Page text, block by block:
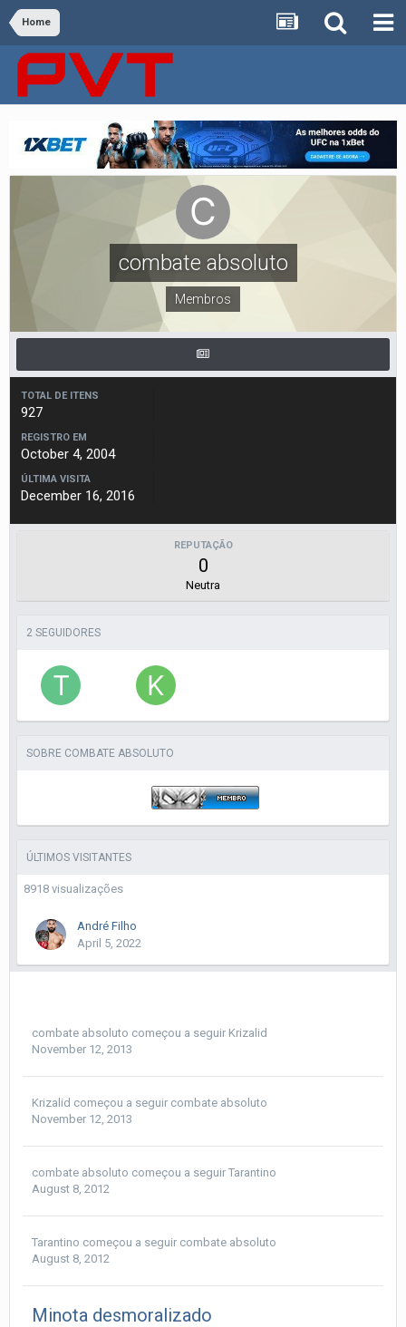
Home
combate absoluto
Membros
TOTAL DE ITENS
927
REGISTRO EM
October 4, 2004
ÚLTIMA VISITA
December 16, 2016
REPUTAÇÃO
0
Neutra
2 SEGUIDORES
SOBRE COMBATE ABSOLUTO
ÚLTIMOS VISITANTES
8918 visualizações
André Filho
April 5, 2022
combate absoluto começou a seguir Krizalid
November 12, 2013
Krizalid começou a seguir combate absoluto
November 12, 2013
combate absoluto começou a seguir Tarantino
August 8, 2012
Tarantino começou a seguir combate absoluto
August 8, 2012
Minota desmoralizado